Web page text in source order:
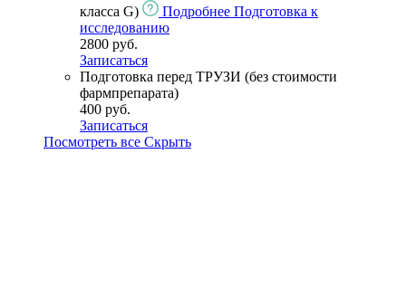
класса G)
Подробнее Подготовка к
исследованию
2800 руб.
Записаться
Подготовка перед ТРУЗИ (без стоимости
фармпрепарата)
400 руб.
Записаться
Посмотреть все Скрыть